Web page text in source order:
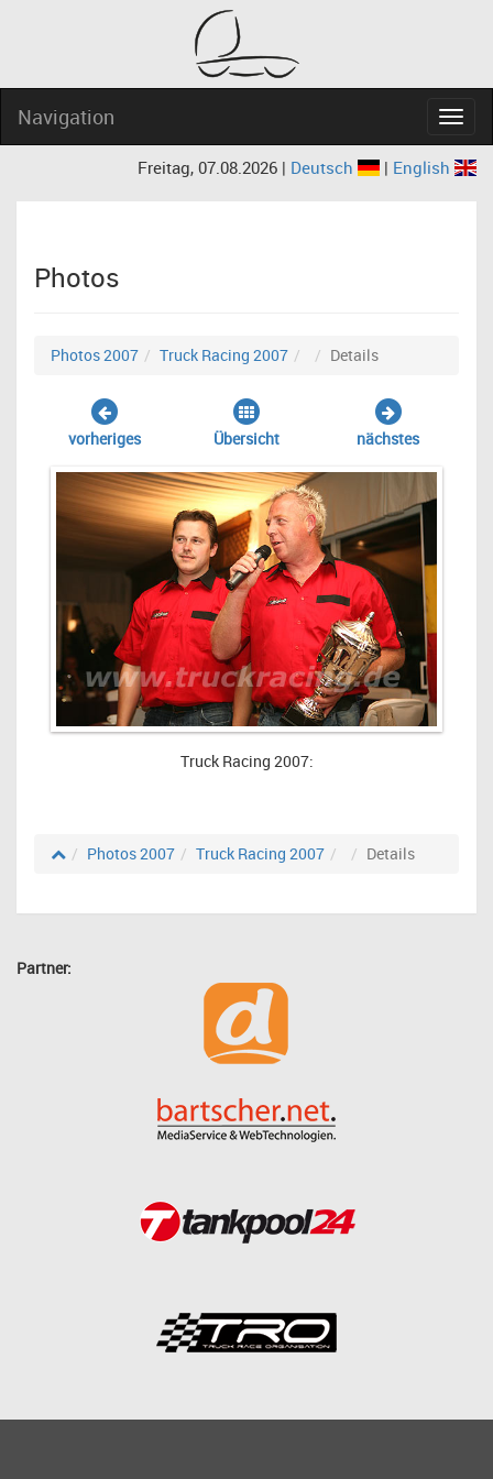
Navigation
Freitag, 07.08.2026 | Deutsch | English
Photos
Photos 2007 Truck Racing 2007 Details
vorheriges Übersicht nächstes
Truck Racing 2007:
Photos 2007 Truck Racing 2007 Details
Partner: